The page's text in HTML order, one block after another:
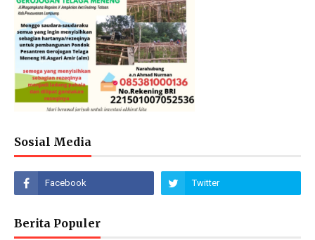
Sosial Media
Berita Populer